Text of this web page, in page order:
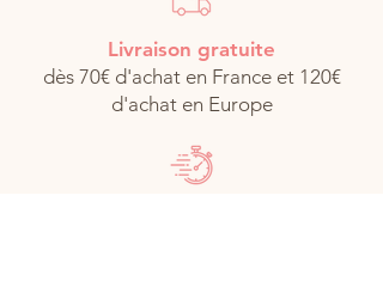
Livraison gratuite
dès 70€ d'achat en France et 120€
d'achat en Europe